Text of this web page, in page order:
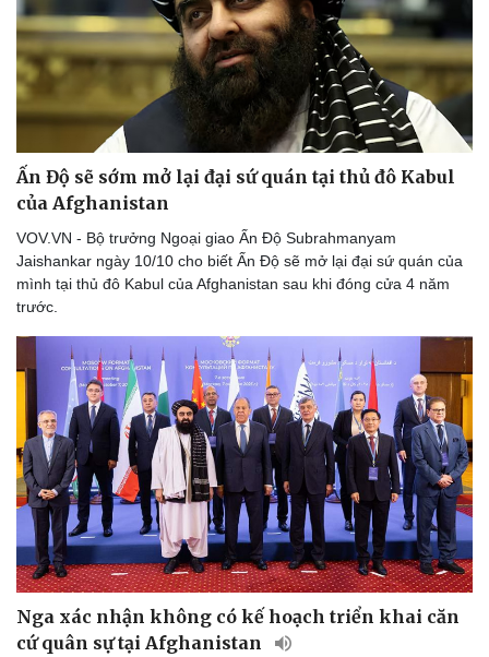
Ấn Độ sẽ sớm mở lại đại sứ quán tại thủ đô Kabul
của Afghanistan
VOV.VN - Bộ trưởng Ngoại giao Ấn Độ Subrahmanyam
Jaishankar ngày 10/10 cho biết Ấn Độ sẽ mở lại đại sứ quán của
mình tại thủ đô Kabul của Afghanistan sau khi đóng cửa 4 năm
trước.
Nga xác nhận không có kế hoạch triển khai căn
cứ quân sự tại Afghanistan